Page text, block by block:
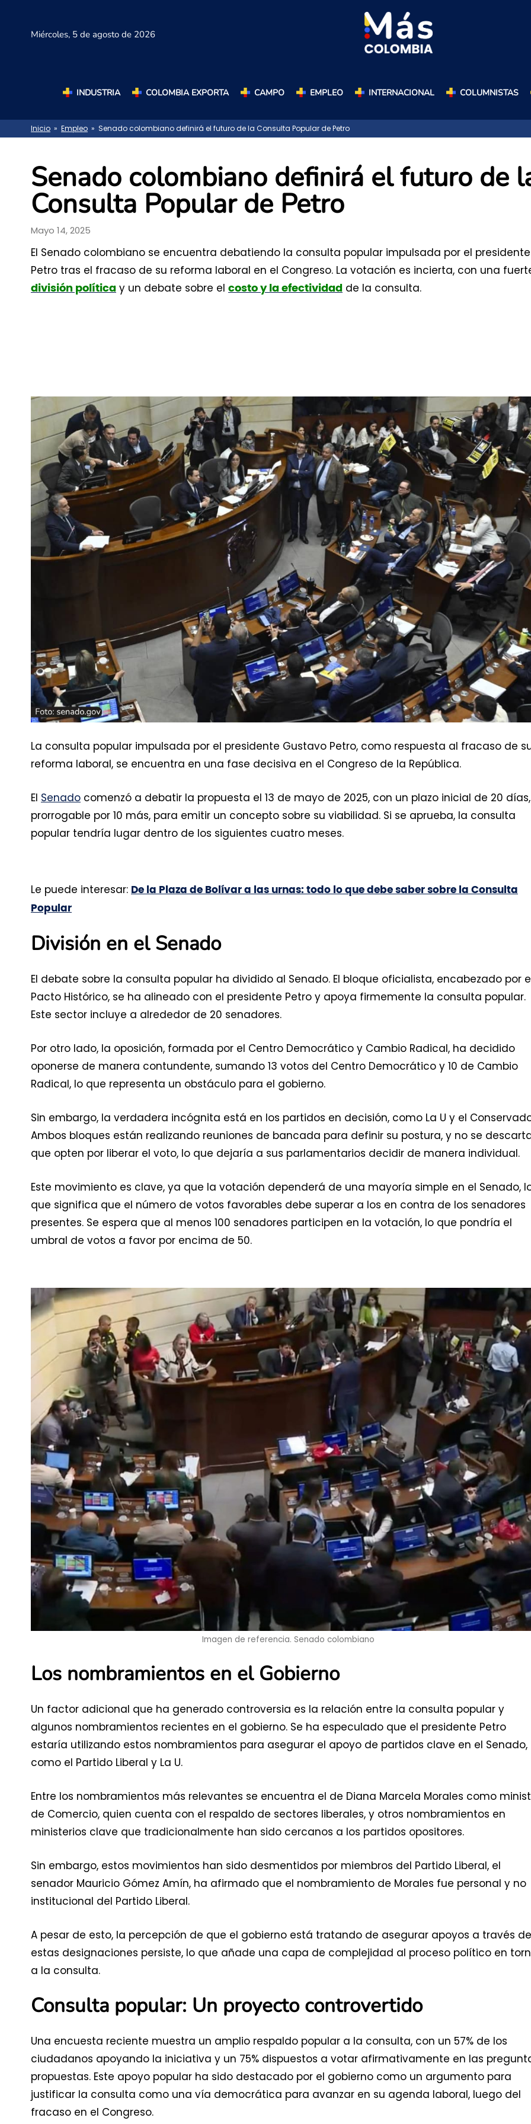
Miércoles, 5 de agosto de 2026
INDUSTRIA COLOMBIA EXPORTA CAMPO EMPLEO INTERNACIONAL COLUMNISTAS
Inicio » Empleo » Senado colombiano definirá el futuro de la Consulta Popular de Petro
Senado colombiano definirá el futuro de
Consulta Popular de Petro
Mayo 14, 2025
El Senado colombiano se encuentra debatiendo la consulta popular impulsada por el presidente
Petro tras el fracaso de su reforma laboral en el Congreso. La votación es incierta, con una
división política y un debate sobre el costo y la efectividad de la consulta.
La consulta popular impulsada por el presidente Gustavo Petro, como respuesta al fracaso de
reforma laboral, se encuentra en una fase decisiva en el Congreso de la República.
El Senado comenzó a debatir la propuesta el 13 de mayo de 2025, con un plazo inicial de 20 días,
prorrogable por 10 más, para emitir un concepto sobre su viabilidad. Si se aprueba, la consulta
popular tendría lugar dentro de los siguientes cuatro meses.
Le puede interesar: De la Plaza de Bolívar a las urnas: todo lo que debe saber sobre la Consulta
Popular
División en el Senado
El debate sobre la consulta popular ha dividido al Senado. El bloque oficialista, encabezado por
Pacto Histórico, se ha alineado con el presidente Petro y apoya firmemente la consulta popular.
Este sector incluye a alrededor de 20 senadores.
Por otro lado, la oposición, formada por el Centro Democrático y Cambio Radical, ha decidido
oponerse de manera contundente, sumando 13 votos del Centro Democrático y 10 de Cambio
Radical, lo que representa un obstáculo para el gobierno.
Sin embargo, la verdadera incógnita está en los partidos en decisión, como La U y el
Ambos bloques están realizando reuniones de bancada para definir su postura, y no se
que opten por liberar el voto, lo que dejaría a sus parlamentarios decidir de manera individual.
Este movimiento es clave, ya que la votación dependerá de una mayoría simple en el Senado,
que significa que el número de votos favorables debe superar a los en contra de los senadores
presentes. Se espera que al menos 100 senadores participen en la votación, lo que pondría el
umbral de votos a favor por encima de 50.
Imagen de referencia. Senado colombiano
Los nombramientos en el Gobierno
Un factor adicional que ha generado controversia es la relación entre la consulta popular y
algunos nombramientos recientes en el gobierno. Se ha especulado que el presidente Petro
estaría utilizando estos nombramientos para asegurar el apoyo de partidos clave en el Senado,
como el Partido Liberal y La U.
Entre los nombramientos más relevantes se encuentra el de Diana Marcela Morales como
de Comercio, quien cuenta con el respaldo de sectores liberales, y otros nombramientos en
ministerios clave que tradicionalmente han sido cercanos a los partidos opositores.
Sin embargo, estos movimientos han sido desmentidos por miembros del Partido Liberal, el
senador Mauricio Gómez Amín, ha afirmado que el nombramiento de Morales fue personal y no
institucional del Partido Liberal.
A pesar de esto, la percepción de que el gobierno está tratando de asegurar apoyos a través de
estas designaciones persiste, lo que añade una capa de complejidad al proceso político en
a la consulta.
Consulta popular: Un proyecto controvertido
Una encuesta reciente muestra un amplio respaldo popular a la consulta, con un 57% de los
ciudadanos apoyando la iniciativa y un 75% dispuestos a votar afirmativamente en las
propuestas. Este apoyo popular ha sido destacado por el gobierno como un argumento para
justificar la consulta como una vía democrática para avanzar en su agenda laboral, luego del
fracaso en el Congreso.